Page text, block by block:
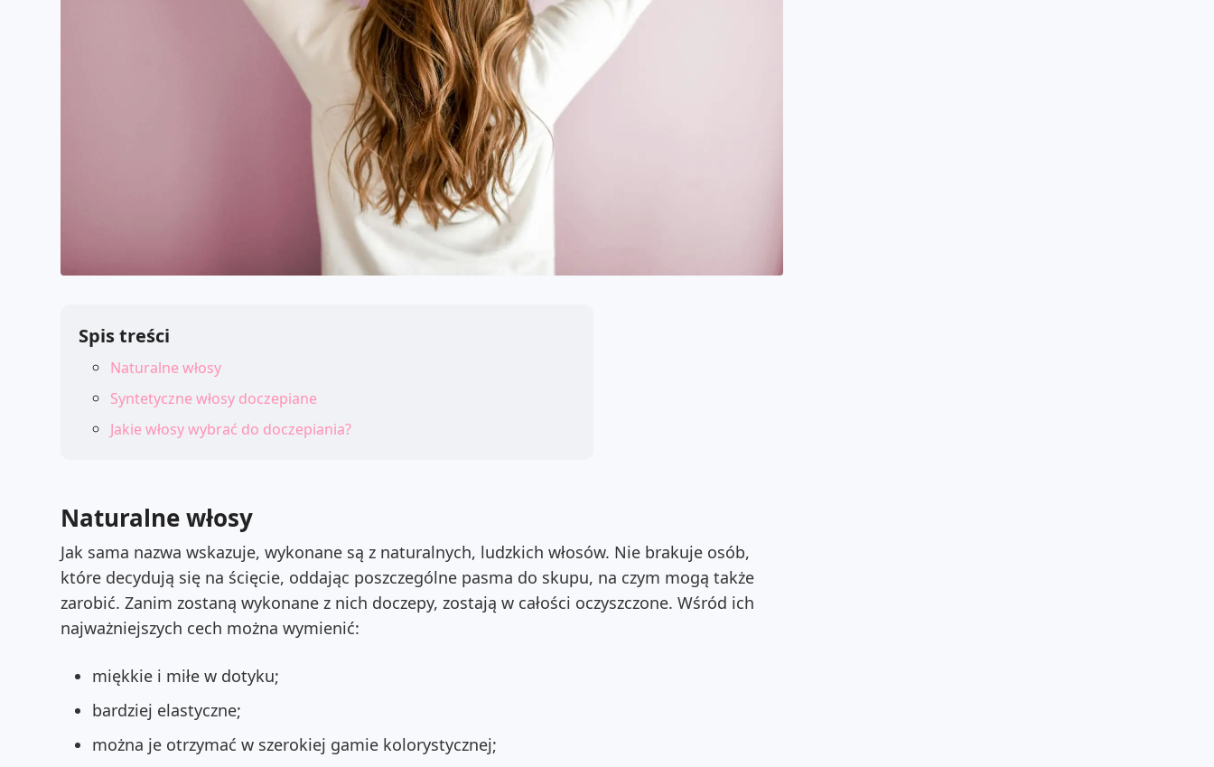
Spis treści
Naturalne włosy
Syntetyczne włosy doczepiane
Jakie włosy wybrać do doczepiania?
Naturalne włosy
Jak sama nazwa wskazuje, wykonane są z naturalnych, ludzkich włosów. Nie brakuje osób,
które decydują się na ścięcie, oddając poszczególne pasma do skupu, na czym mogą także
zarobić. Zanim zostaną wykonane z nich doczepy, zostają w całości oczyszczone. Wśród ich
najważniejszych cech można wymienić:
miękkie i miłe w dotyku;
bardziej elastyczne;
można je otrzymać w szerokiej gamie kolorystycznej;